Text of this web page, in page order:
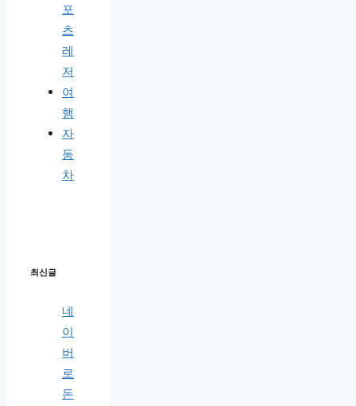
포
츠
레
저
여
행
자
동
차
최신글
네
이
버
로
돈